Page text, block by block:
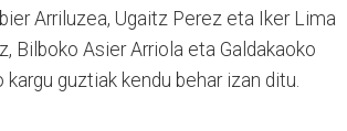
Arriluzea, Ugaitz Perez eta Iker Lima
Bilboko Asier Arriola eta Galdakaoko
guztiak kendu behar izan ditu.